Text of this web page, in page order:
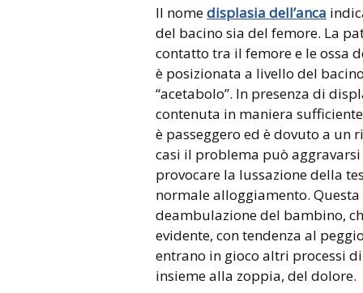
Il nomedisplasia dell’anca
del bacino sia del femore. La
contatto tra il femore e le ossa
è posizionata a livello del
“acetabolo”. In presenza di
contenuta in maniera
è passeggero ed è dovuto a
casi il problema può
provocare la lussazione della
normale alloggiamento.
deambulazione del bambino,
evidente, con tendenza al
entrano in gioco altri processi
insieme alla zoppia, del dolore.